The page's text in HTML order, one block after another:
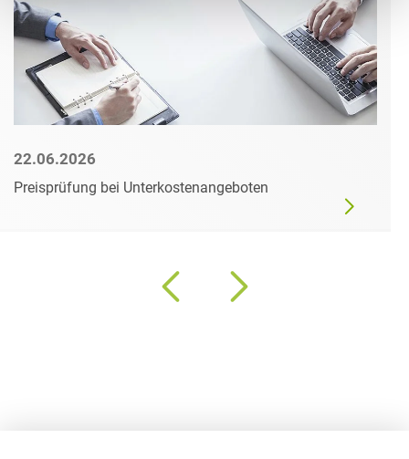
22.06.2026
Preisprüfung bei Unterkostenangeboten